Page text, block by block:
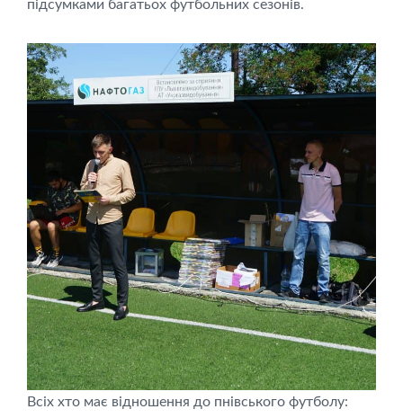
підсумками багатьох футбольних сезонів.
Всіх хто має відношення до пнівського футболу: